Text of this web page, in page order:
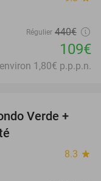
Régulier 440€
109€
1,80€ p.p.p.n.
25%
Verde +
8.3 star